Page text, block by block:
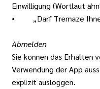
Einwilligung (Wortlaut
• „Darf Tremaze
Abmelden
Sie können das Erhalten
Verwendung der App
explizit ausloggen.